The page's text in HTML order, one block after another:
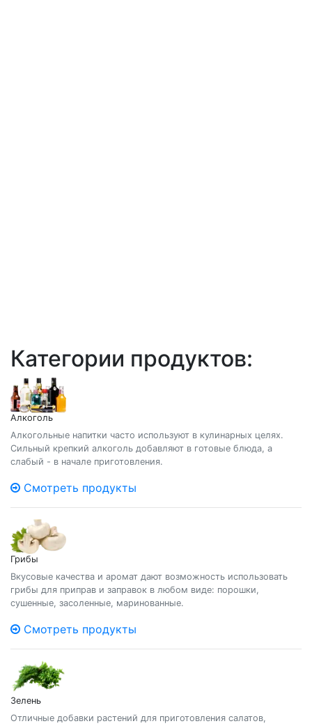
Категории продуктов:
Алкоголь
Алкогольные напитки часто используют в кулинарных целях.
Сильный крепкий алкоголь добавляют в готовые блюда, а
слабый - в начале приготовления.
Смотреть продукты
Грибы
Вкусовые качества и аромат дают возможность использовать
грибы для приправ и заправок в любом виде: порошки,
сушенные, засоленные, маринованные.
Смотреть продукты
Зелень
Отличные добавки растений для приготовления салатов,